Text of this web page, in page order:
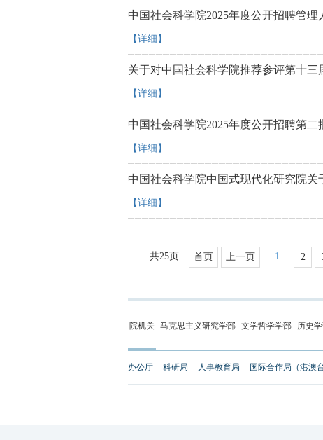
中国社会科学院2025年度公开招聘管理
【详细】
关于对中国社会科学院推荐参评第十三
【详细】
中国社会科学院2025年度公开招聘第
【详细】
中国社会科学院中国式现代化研究院
【详细】
共25页 首页 上一页 1 2
院机关 马克思主义研究学部 文学哲学学部 历史
办公厅 科研局 人事教育局 国际合作局（港澳